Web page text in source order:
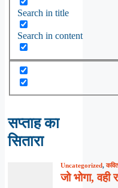
Search in title
Search in content
सप्ताह का
सितारा
Uncategorized,
जो भोगा, वही